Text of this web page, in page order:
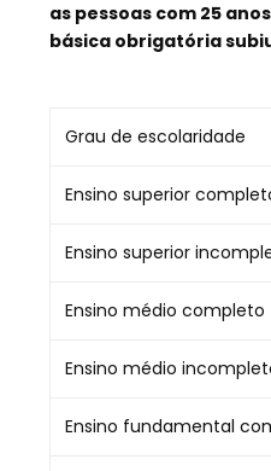
as pessoas com 25
básica obrigatória subiu
Grau de escolaridade
Ensino superior
Ensino superior
Ensino médio completo
Ensino médio
Ensino fundamental